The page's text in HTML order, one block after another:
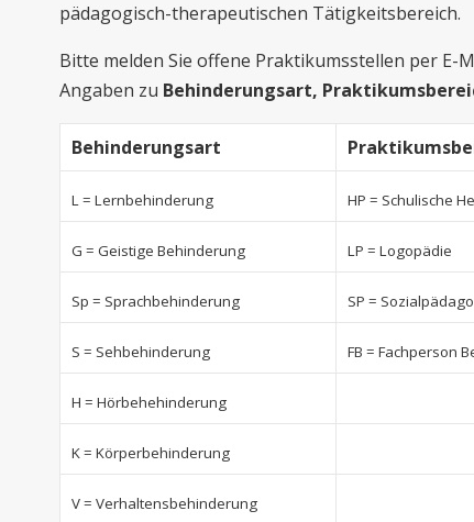
pädagogisch-therapeutischen Tätigkeitsbereich.
Bitte melden Sie offene Praktikumsstellen per E-
Angaben zu Behinderungsart,
Behinderungsart
L = Lernbehinderung HP = Schulische
G = Geistige Behinderung LP = Logopädie
Sp = Sprachbehinderung SP =
S = Sehbehinderung FB = Fachperson
H = Hörbehehinderung
K = Körperbehinderung
V = Verhaltensbehinderung